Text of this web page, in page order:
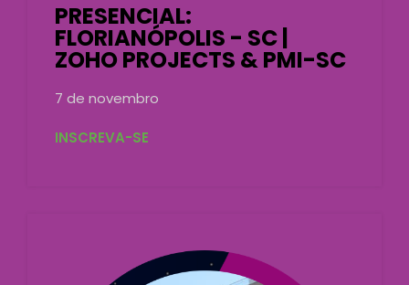
PRESENCIAL:
FLORIANÓPOLIS - SC |
ZOHO PROJECTS & PMI-SC
7 de novembro
INSCREVA-SE